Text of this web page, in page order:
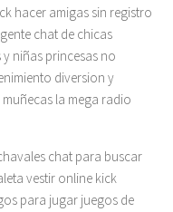
hacer amigas sin registro
chat de chicas
niñas princesas no
diversion y
la mega radio
chat para buscar
vestir online kick
para jugar juegos de